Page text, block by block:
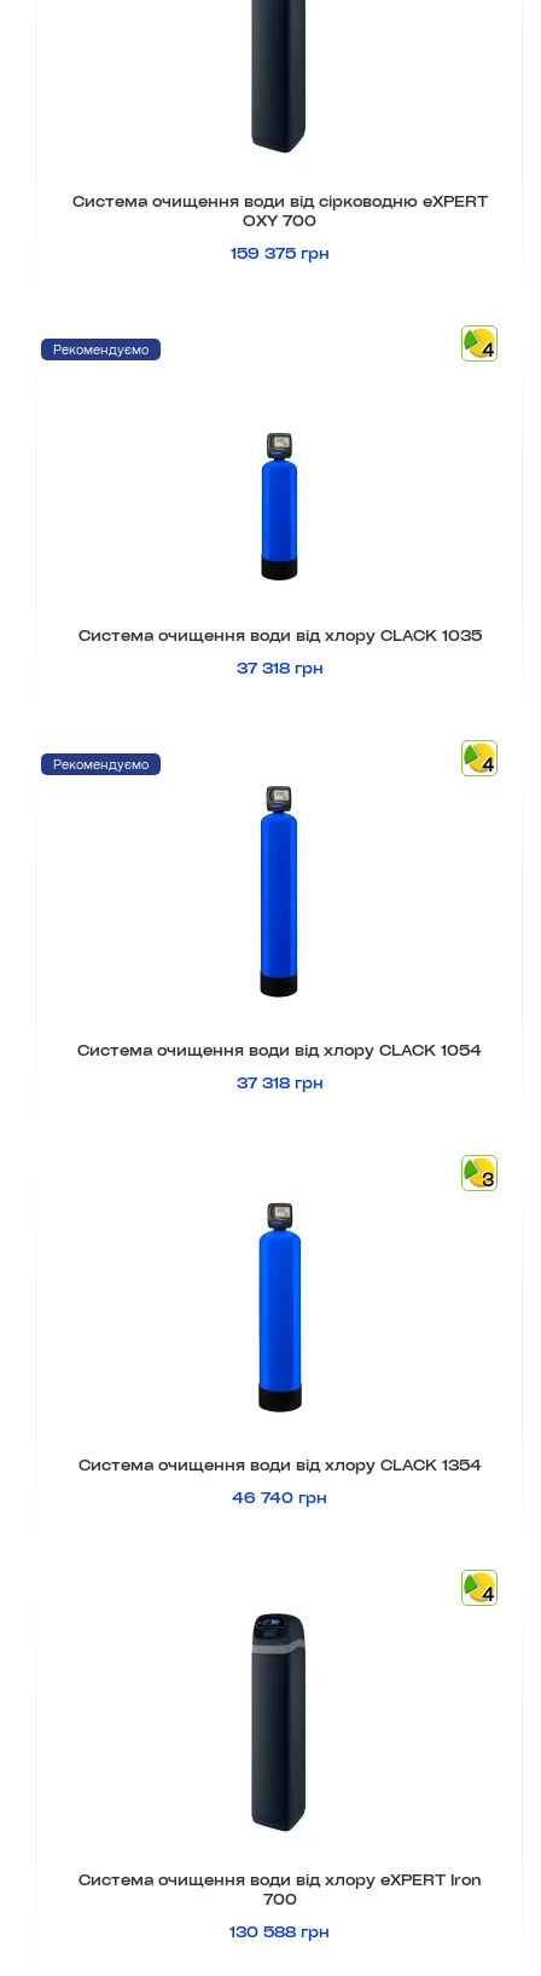
Система очищення води від сірководню eXPERT
OXY 700
159 375 грн
Рекомендуємо 4
Система очищення води від хлору CLACK 1035
37 318 грн
Рекомендуємо 4
Система очищення води від хлору CLACK 1054
37 318 грн
3
Система очищення води від хлору CLACK 1354
46 740 грн
4
Система очищення води від хлору eXPERT Iron
700
130 588 грн